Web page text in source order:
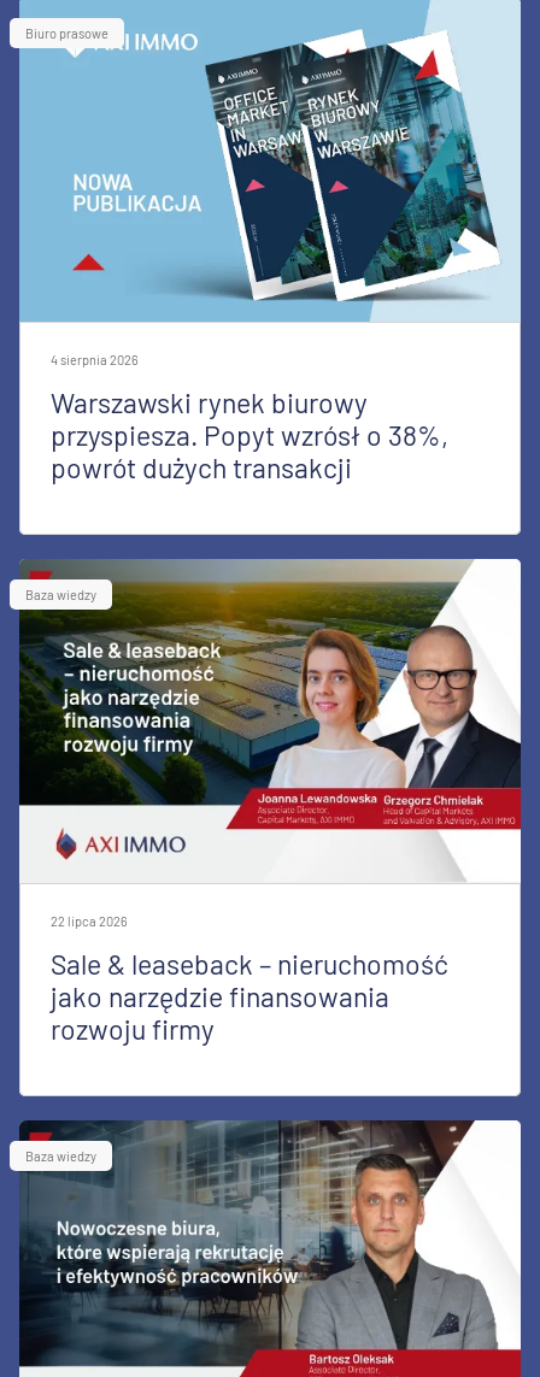
Biuro prasowe
4 sierpnia 2026
Warszawski rynek biurowy
przyspiesza. Popyt wzrósł o 38%,
powrót dużych transakcji
Baza wiedzy
22 lipca 2026
Sale & leaseback – nieruchomość
jako narzędzie finansowania
rozwoju firmy
Baza wiedzy